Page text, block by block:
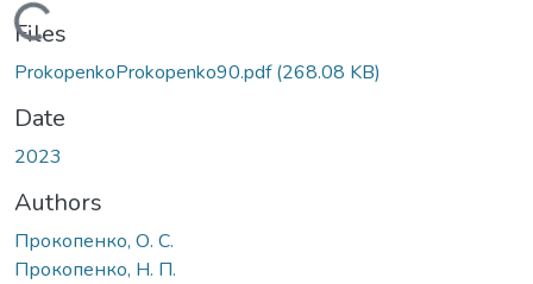
Loading...
Files
ProkopenkoProkopenko90.pdf(268.08 KB)
Date
2023
Authors
Прокопенко, О. С.
Прокопенко, Н. П.